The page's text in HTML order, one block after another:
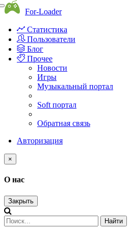
Toggle
navigation
For-Loader
Статистика
Пользователи
Блог
Прочее
Новости
Игры
Музыкальный портал
Soft портал
Обратная связь
Авторизация
×
О нас
Закрыть